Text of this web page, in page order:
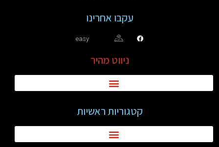
עקבו אחרינו
easy
ניווט מהיר
קטגוריות ראשיות